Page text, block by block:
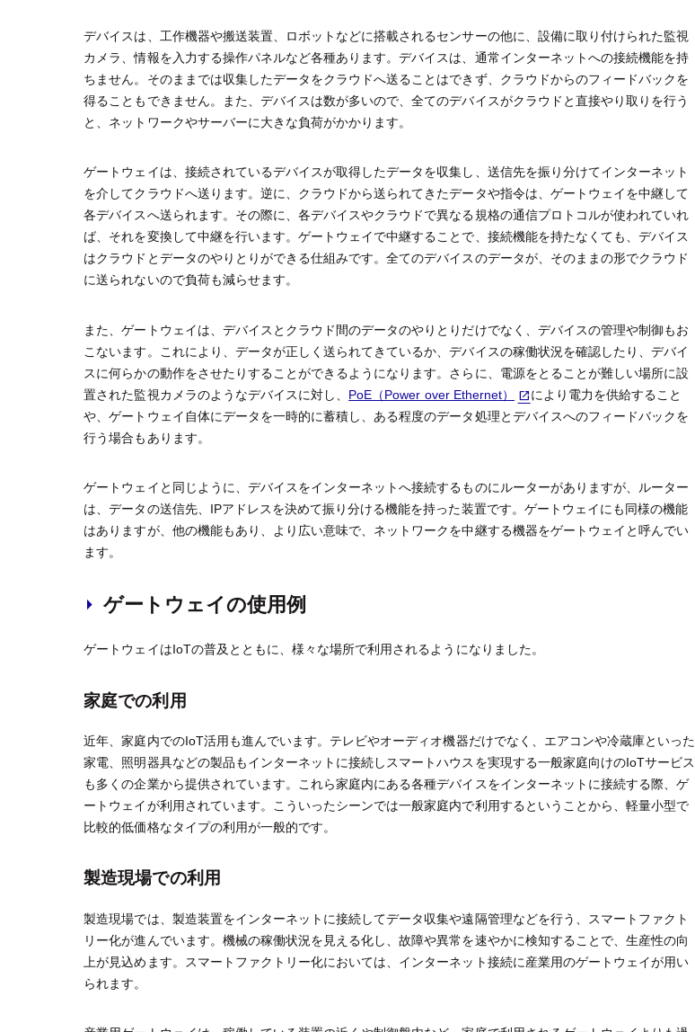
デバイスは、工作機器や搬送装置、ロボットなどに搭載されるセンサーの他に、設備に取り付けられた監視
カメラ、情報を入力する操作パネルなど各種あります。デバイスは、通常インターネットへの接続機能を持
ちません。そのままでは収集したデータをクラウドへ送ることはできず、クラウドからのフィードバックを
得ることもできません。また、デバイスは数が多いので、全てのデバイスがクラウドと直接やり取りを行う
と、ネットワークやサーバーに大きな負荷がかかります。
ゲートウェイは、接続されているデバイスが取得したデータを収集し、送信先を振り分けてインターネット
を介してクラウドへ送ります。逆に、クラウドから送られてきたデータや指令は、ゲートウェイを中継して
各デバイスへ送られます。その際に、各デバイスやクラウドで異なる規格の通信プロトコルが使われていれ
ば、それを変換して中継を行います。ゲートウェイで中継することで、接続機能を持たなくても、デバイス
はクラウドとデータのやりとりができる仕組みです。全てのデバイスのデータが、そのままの形でクラウド
に送られないので負荷も減らせます。
また、ゲートウェイは、デバイスとクラウド間のデータのやりとりだけでなく、デバイスの管理や制御もお
こないます。これにより、データが正しく送られてきているか、デバイスの稼働状況を確認したり、デバイ
スに何らかの動作をさせたりすることができるようになります。さらに、電源をとることが難しい場所に設
置された監視カメラのようなデバイスに対し、 PoE（Power over Ethernet）
により電力を供給すること
や、ゲートウェイ自体にデータを一時的に蓄積し、ある程度のデータ処理とデバイスへのフィードバックを
行う場合もあります。
ゲートウェイと同じように、デバイスをインターネットへ接続するものにルーターがありますが、ルーター
は、データの送信先、IPアドレスを決めて振り分ける機能を持った装置です。ゲートウェイにも同様の機能
はありますが、他の機能もあり、より広い意味で、ネットワークを中継する機器をゲートウェイと呼んでい
ます。
ゲートウェイの使用例
ゲートウェイはIoTの普及とともに、様々な場所で利用されるようになりました。
家庭での利用
近年、家庭内でのIoT活用も進んでいます。テレビやオーディオ機器だけでなく、エアコンや冷蔵庫といった
家電、照明器具などの製品もインターネットに接続しスマートハウスを実現する一般家庭向けのIoTサービス
も多くの企業から提供されています。これら家庭内にある各種デバイスをインターネットに接続する際、ゲ
ートウェイが利用されています。こういったシーンでは一般家庭内で利用するということから、軽量小型で
比較的低価格なタイプの利用が一般的です。
製造現場での利用
製造現場では、製造装置をインターネットに接続してデータ収集や遠隔管理などを行う、スマートファクト
リー化が進んでいます。機械の稼働状況を見える化し、故障や異常を速やかに検知することで、生産性の向
上が見込めます。スマートファクトリー化においては、インターネット接続に産業用のゲートウェイが用い
られます。